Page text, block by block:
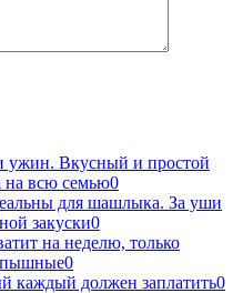
ужин. Вкусный и простой
на всю семью0
для шашлыка. За уши
закуски0
на неделю, только
пышные0
каждый должен заплатить0